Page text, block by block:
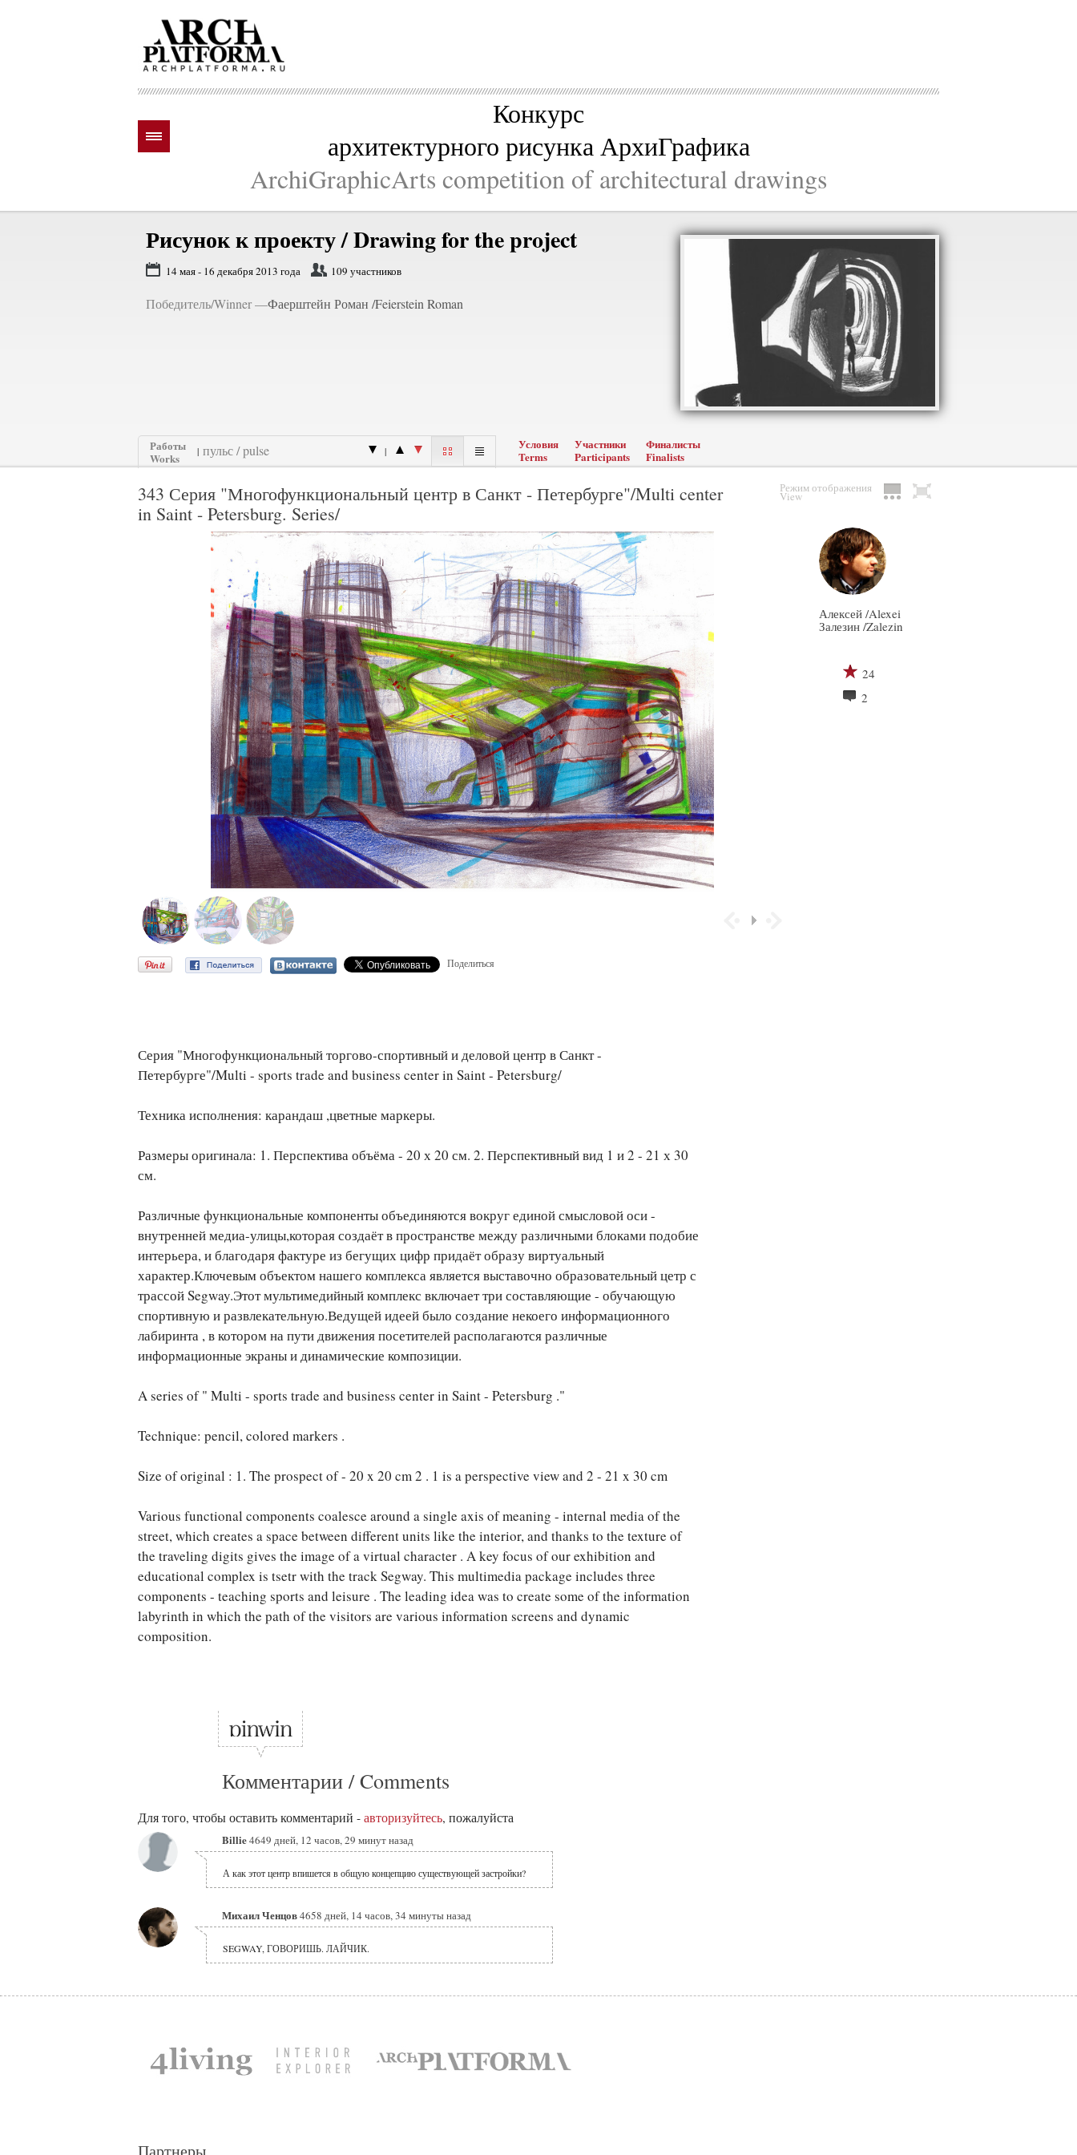
Конкурс
архитектурного рисунка АрхиГрафика
ArchiGraphicArts competition of architectural drawings
Рисунок к проекту /Drawing for the project
14 мая - 16 декабря 2013 года 109 участников
Победитель/Winner —Фаерштейн Роман /Feierstein Roman
Работы
Works
| |
Условия
Terms
Участники
Participants
Финалисты
Finalists
343 Серия "Многофункциональный центр в Санкт - Петербурге"/Multi center
in Saint - Petersburg. Series/
Режим отображения
View
Алексей /Alexei
Залезин /Zalezin
24
2
Поделиться
Серия "Многофункциональный торгово-спортивный и деловой центр в Санкт -
Петербурге"/Multi - sports trade and business center in Saint - Petersburg/
Техника исполнения: карандаш ,цветные маркеры.
Размеры оригинала: 1. Перспектива объёма - 20 х 20 см. 2. Перспективный вид 1 и 2 - 21 х 30
см.
Различные функциональные компоненты объединяются вокруг единой смысловой оси -
внутренней медиа-улицы,которая создаёт в пространстве между различными блоками подобие
интерьера, и благодаря фактуре из бегущих цифр придаёт образу виртуальный
характер.Ключевым объектом нашего комплекса является выставочно образовательный цетр с
трассой Segway.Этот мультимедийный комплекс включает три составляющие - обучающую
спортивную и развлекательную.Ведущей идеей было создание некоего информационного
лабиринта , в котором на пути движения посетителей располагаются различные
информационные экраны и динамические композиции.
A series of " Multi - sports trade and business center in Saint - Petersburg ."
Technique: pencil, colored markers .
Size of original : 1. The prospect of - 20 x 20 cm 2 . 1 is a perspective view and 2 - 21 x 30 cm
Various functional components coalesce around a single axis of meaning - internal media of the
street, which creates a space between different units like the interior, and thanks to the texture of
the traveling digits gives the image of a virtual character . A key focus of our exhibition and
educational complex is tsetr with the track Segway. This multimedia package includes three
components - teaching sports and leisure . The leading idea was to create some of the information
labyrinth in which the path of the visitors are various information screens and dynamic
composition.
Комментарии / Comments
Для того, чтобы оставить комментарий - авторизуйтесь, пожалуйста
Billie4649 дней, 12 часов, 29 минут назад
А как этот центр впишется в общую концепцию существующей застройки?
Михаил Ченцов4658 дней, 14 часов, 34 минуты назад
SEGWAY, ГОВОРИШЬ. ЛАЙЧИК.
Партнеры